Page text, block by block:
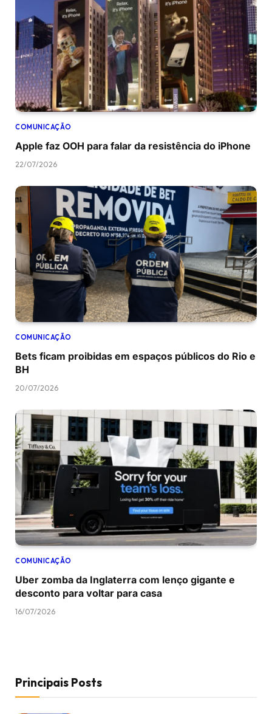
COMUNICAÇÃO
Apple faz OOH para falar da resistência do iPhone
22/07/2026
COMUNICAÇÃO
Bets ficam proibidas em espaços públicos do Rio e
BH
20/07/2026
COMUNICAÇÃO
Uber zomba da Inglaterra com lenço gigante e
desconto para voltar para casa
16/07/2026
Principais Posts